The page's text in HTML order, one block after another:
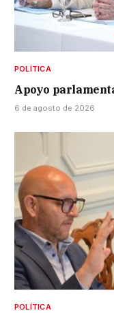
POLÍTICA
Apoyo
6 de agosto de 2026
POLÍTICA